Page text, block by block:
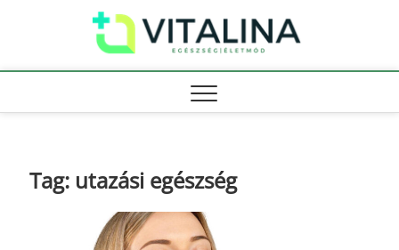
Tag: utazási egészség